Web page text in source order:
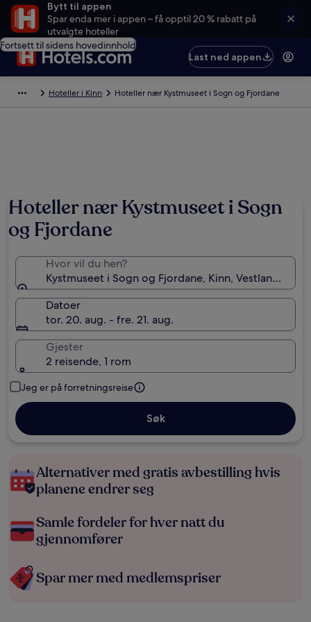
Bytt til appen
Spar enda mer i appen – få opptil 20 % rabatt på
utvalgte hoteller
Fortsett til sidens hovedinnhold
Last ned appen
Hoteller i Kinn Hoteller nær Kystmuseet i Sogn og Fjordane
Hoteller nær Kystmuseet i Sogn
og Fjordane
Hvor vil du hen?
Kystmuseet i Sogn og Fjordane, Kinn, Vestland,
Datoer
tor. 20. aug. - fre. 21. aug.
Gjester
2 reisende, 1 rom
Jeg er på forretningsreise
Søk
Alternativer med gratis avbestilling hvis
planene endrer seg
Samle fordeler for hver natt du
gjennomfører
Spar mer med medlemspriser